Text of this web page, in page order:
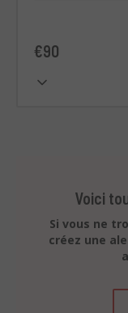
€90
Voici
Si vous ne
créez une